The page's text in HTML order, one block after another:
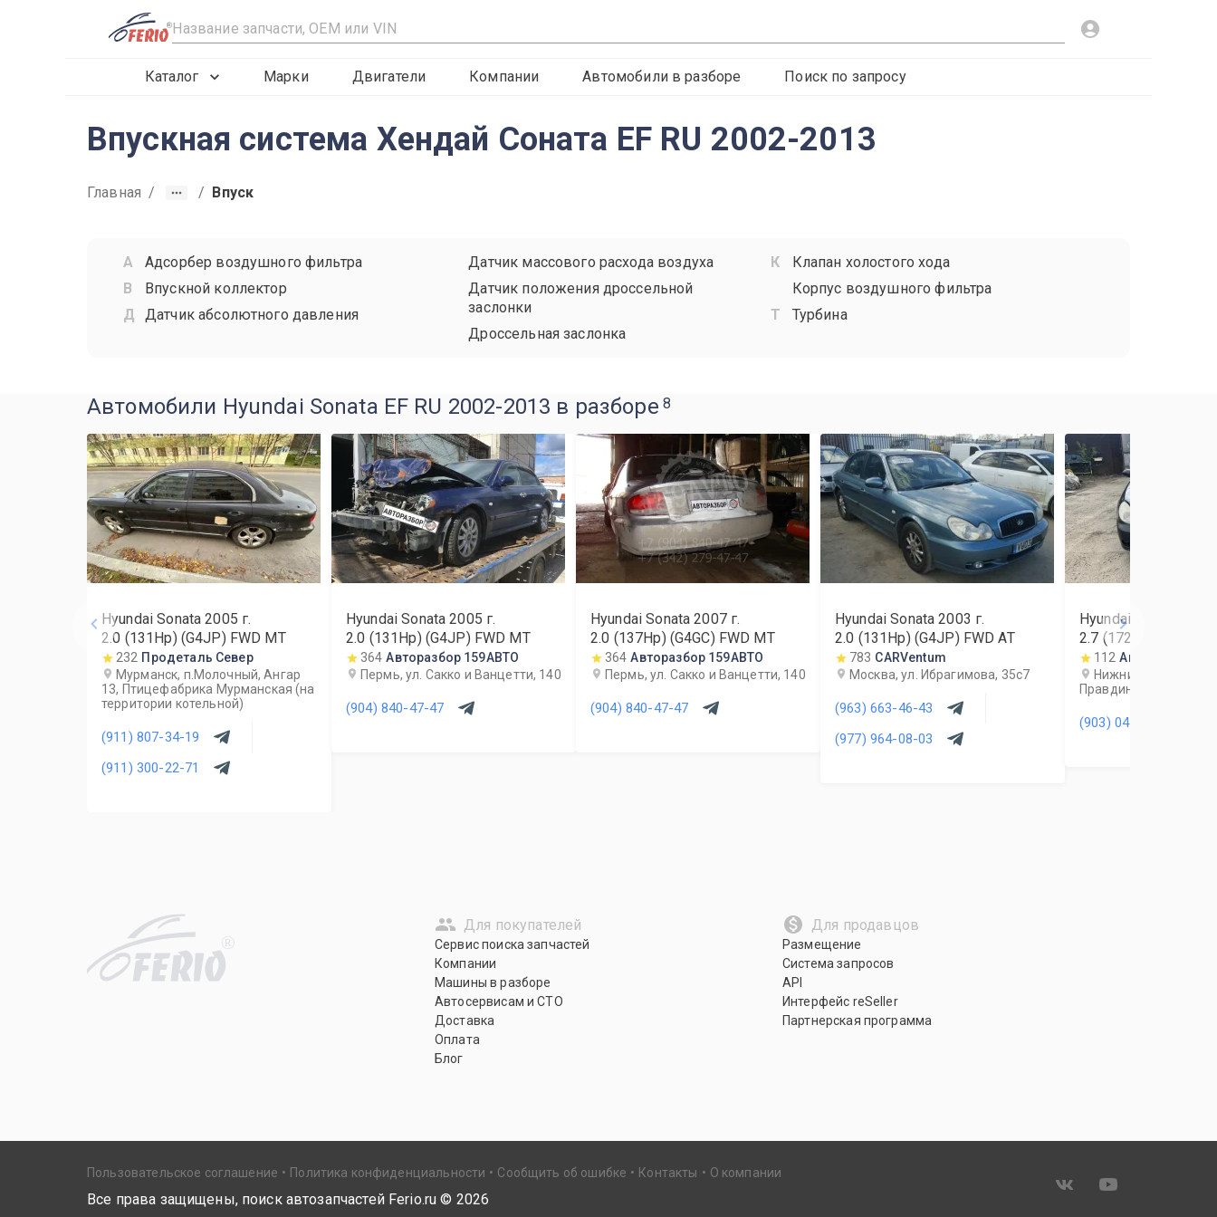
R
Каталог Марки Двигатели Компании Автомобили в разборе Поиск по запросу
Впускная система Хендай Соната EF RU 2002-2013
Главная / / Впуск
Адсорбер воздушного фильтра
Впускной коллектор
Датчик абсолютного давления
Датчик массового расхода воздуха
Датчик положения дроссельной
заслонки
Дроссельная заслонка
Клапан холостого хода
Корпус воздушного фильтра
Турбина
Автомобили Hyundai Sonata EF RU 2002-2013 в разборе 8
Hyundai Sonata 2005 г.
2.0 (131Hp) (G4JP) FWD MT
232 Продеталь Север
Мурманск, п.Молочный, Ангар
13, Птицефабрика Мурманская (на
территории котельной)
(911) 807-34-19
(911) 300-22-71
Hyundai Sonata 2005 г.
2.0 (131Hp) (G4JP) FWD MT
364 Авторазбор 159АВТО
Пермь, ул. Сакко и Ванцетти, 140
(904) 840-47-47
Hyundai Sonata 2007г.
2.0 (137Hp) (G4GC) FWD MT
364 Авторазбор 159АВТО
Пермь, ул. Сакко и Ванцетти, 140
(904) 840-47-47
Hyundai Sonata 2003 г.
2.0 (131Hp) (G4JP) FWD AT
783 CARVentum
Москва, ул. Ибрагимова, 35с7
(963) 663-46-43
(977) 964-08-03
Hyundai Sonata
2.7 (172Hp) (G6BA)
112 Агрегат
Нижний Новгород,
Правдинская, 27А
(903) 041-86-01
R
Для покупателей
Сервис поиска запчастей
Компании
Машины в разборе
Автосервисам и СТО
Доставка
Оплата
Блог
Для продавцов
Размещение
Система запросов
API
Интерфейс reSeller
Партнерская программа
Пользовательское соглашение Политика конфиденциальности Сообщить об ошибке Контакты О компании
Все права защищены, поиск автозапчастей Ferio.ru © 2026